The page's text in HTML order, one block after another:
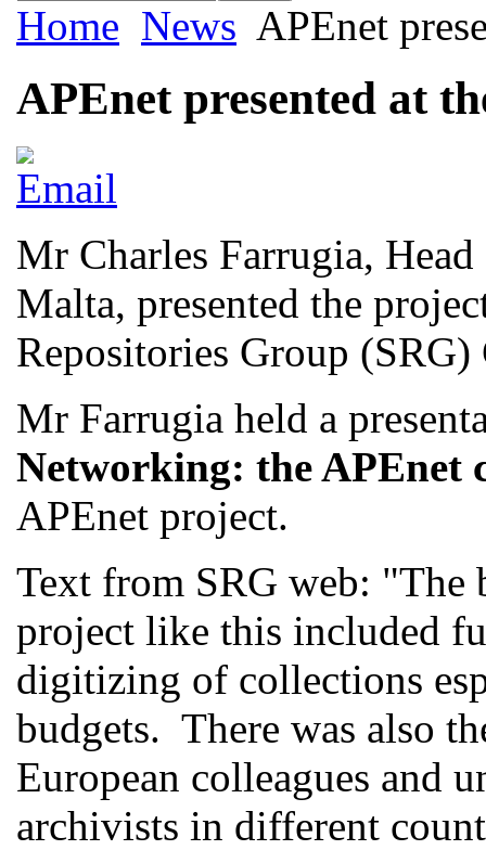
Home News APEnet
APEnet presented at
Mr Charles Farrugia,
Malta, presented the
Repositories Group
Mr Farrugia held a
Networking: the APEnet
APEnet project.
Text from SRG web: "The
project like this included
digitizing of collections
budgets. There was also
European colleagues and
archivists in different